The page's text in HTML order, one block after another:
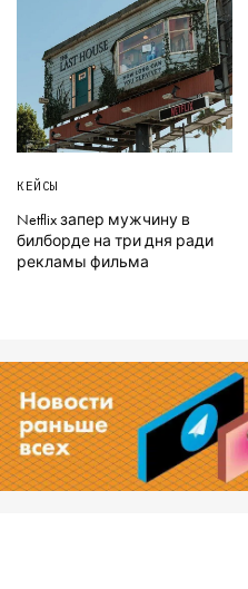
КЕЙСЫ
Netflix запер мужчину в
билборде на три дня ради
рекламы фильма